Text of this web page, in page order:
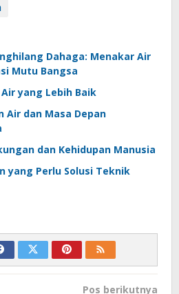
Dahaga: Menakar Air
Mutu Bangsa
yang Lebih Baik
Air dan Masa Depan
dan Kehidupan Manusia
yang Perlu Solusi Teknik
Pos berikutnya